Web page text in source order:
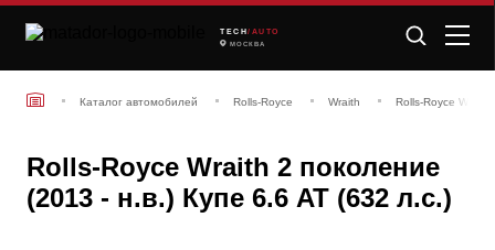
TECH /AUTO
МОСКВА
Каталог автомобилей Rolls-Royce Wraith Rolls-Royce
Rolls-Royce Wraith 2 поколение
(2013 - н.в.) Купе 6.6 AT (632 л.с.)